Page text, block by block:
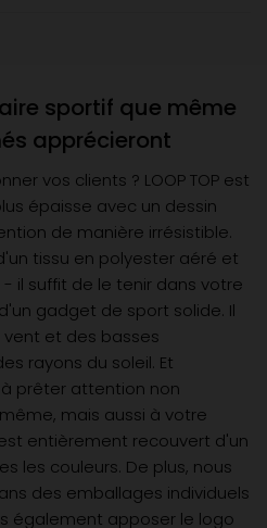
sportif que même
apprécieront
vos clients ? LOOP TOP est
épaisse avec un dessin
de manière irrésistible.
tissu en polyester aéré et
il suffit de le tenir dans votre
gadget de sport solide. Il
et des basses
rayons du soleil. Et
prêter attention non
mais aussi à votre
entièrement recouvert d'un
les couleurs. De plus, nous
des emballages individuels
également apposer le logo